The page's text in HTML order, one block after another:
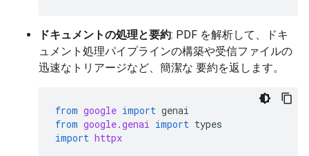
ドキュメントの処理と要約: PDF を解析して、ドキ
ュメント処理パイプラインの構築や受信ファイルの
迅速なトリアージなど、簡潔な 要約を返します。
from google import genai
from google.genai import types
import httpx